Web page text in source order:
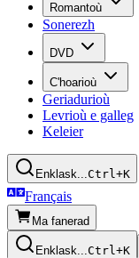
Romantoù
Sonerezh
DVD
C'hoarioù
Geriadurioù
Levrioù e galleg
Keleier
Enklask...Ctrl+K
Français
Ma fanerad
Enklask...Ctrl+K